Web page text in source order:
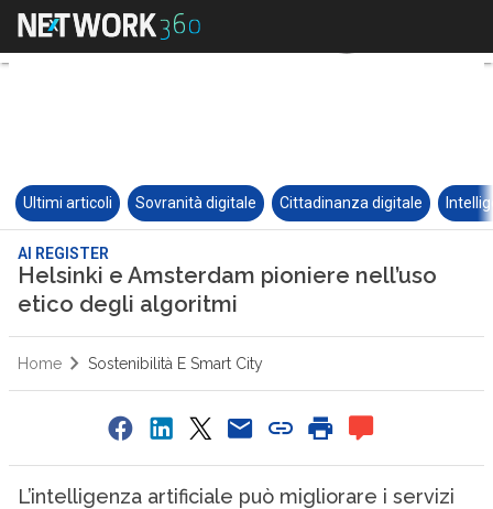
Ultimi articoli Sovranità digitale Cittadinanza digitale
AI REGISTER
Helsinki e Amsterdam pioniere nell’uso
etico degli algoritmi
Home Sostenibilità E Smart City
L’intelligenza artificiale può migliorare i servizi